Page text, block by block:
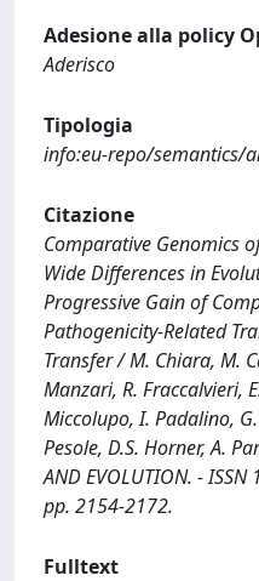
Adesione alla policy
Aderisco
Tipologia
info:eu-repo/semantics/
Citazione
Comparative Genomics
Wide Differences in
Progressive Gain of
Pathogenicity-Related
Transfer / M. Chiara, M.
Manzari, R. Fraccalvieri,
Miccolupo, I. Padalino,
Pesole, D.S. Horner, A.
AND EVOLUTION. -
pp. 2154-2172.
Fulltext